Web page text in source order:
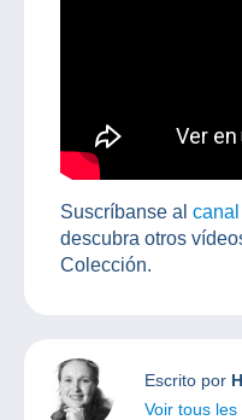
Suscríbanse al
descubra otros
Colección.
Escrito por
Voir tous les